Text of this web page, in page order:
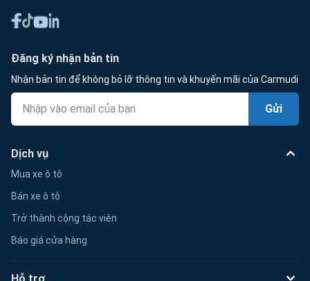
Đăng ký nhận bản tin
Nhận bản tin để không bỏ lỡ thông tin và khuyến mãi của Carmudi
Gửi
Dịch vụ
Mua xe ô tô
Bán xe ô tô
Trở thành cộng tác viên
Báo giá cửa hàng